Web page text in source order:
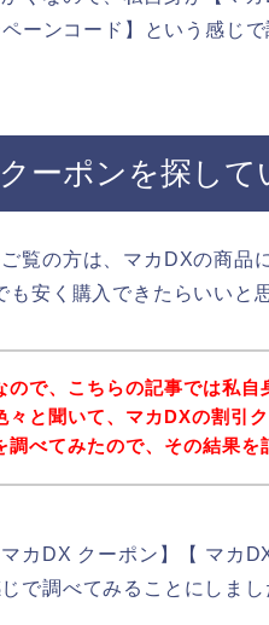
ペーンコード】という感じ
ーポンを探して
覧の方は、マカDXの商品
も安く購入できたらいいと
ので、こちらの記事では私自
々と聞いて、マカDXの割引
調べてみたので、その結果を
カDX クーポン】【 マカ
で調べてみることにしまし